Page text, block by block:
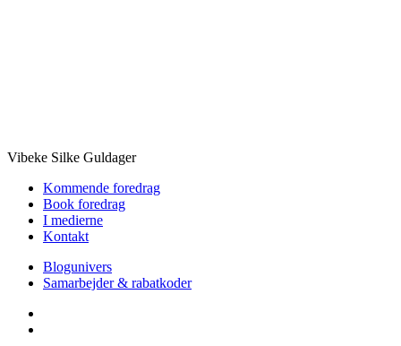
Vibeke Silke Guldager
Kommende foredrag
Book foredrag
I medierne
Kontakt
Blogunivers
Samarbejder & rabatkoder